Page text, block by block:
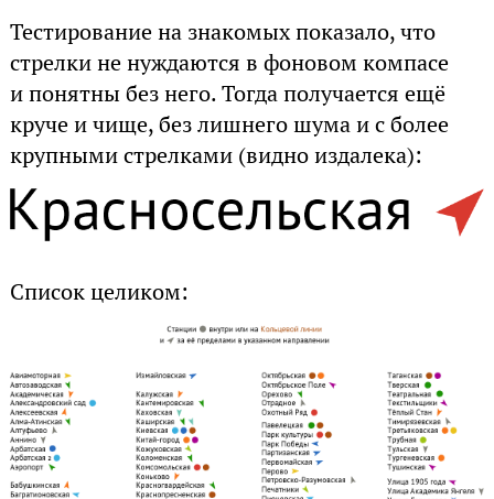
Тестирование на знакомых показало, что
стрелки не нуждаются в фоновом компасе
и понятны без него. Тогда получается ещё
круче и чище, без лишнего шума и с более
крупными стрелками (видно издалека):
Список целиком: